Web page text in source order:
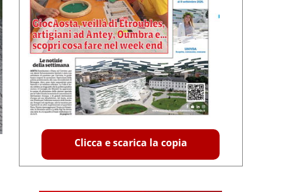
Clicca e scarica la copia